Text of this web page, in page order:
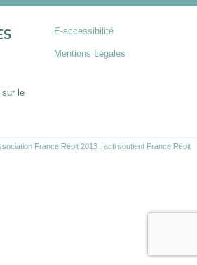
sur le
E-accessibilité
Mentions Légales
France Répit 2013 .acti soutient France Répit